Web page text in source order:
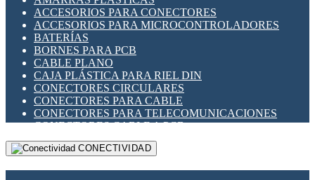
INDICADORES PARA PANEL
INTERFACES DE RELÉ
INTERRUPTORES FIN DE CARRERA
LLAVES CONMUTADORAS
MEDIDORES DE ENERGÍA Y TC'S DE CORRIENTE
MOTORES PASO A PASO
PANTALLAS HMI
PLC -CONTROLADORES LÓGICO PROGRAMABLES
PROGRAMADORES DE HORARIO
RELÉS DE PROTECCIÓN
SENSORES CAPACITIVOS
ACCESORIOS PARA CONECTORES
ACCESORIOS PARA MICROCONTROLADORES
BATERÍAS
BORNES PARA PCB
CABLE PLANO
CAJA PLÁSTICA PARA RIEL DIN
CONECTORES CIRCULARES
CONECTORES PARA CABLE
CONECTORES PARA TELECOMUNICACIONES
CONECTORES CABLE A PCB
CONECTORES PCB A CABLE
DIP SWITCHESCONECTIVIDAD